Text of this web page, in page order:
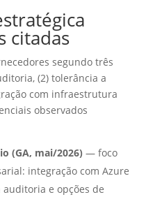
citadas
segundo três
(2) tolerância a
com infraestrutura
observados
(GA, mai/2026) — foco
integração com Azure
auditoria e opções de